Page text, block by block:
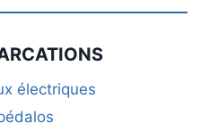
électriques